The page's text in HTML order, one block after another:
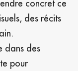
concret ce
des récits
dans des
pour